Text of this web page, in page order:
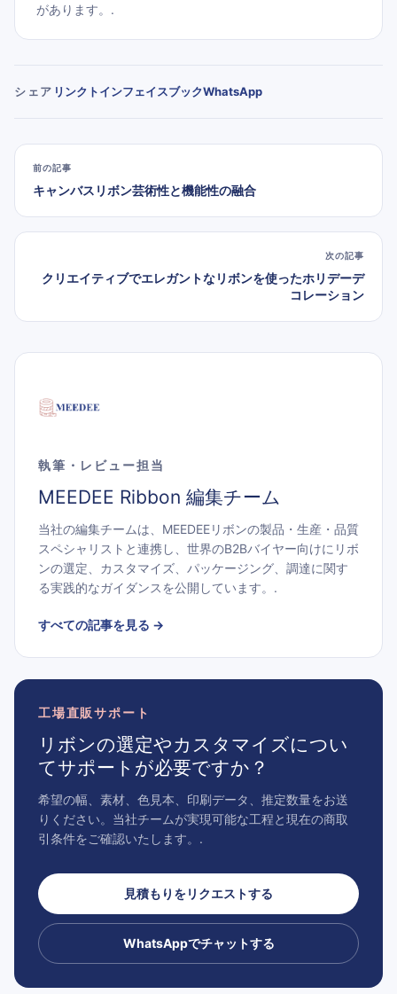
があります。.
シェア リンクトインフェイスブックWhatsApp
前の記事
キャンバスリボン芸術性と機能性の融合
次の記事
クリエイティブでエレガントなリボンを使ったホリデーデ
コレーション
執筆・レビュー担当
MEEDEE Ribbon 編集チーム
当社の編集チームは、MEEDEEリボンの製品・生産・品質
スペシャリストと連携し、世界のB2Bバイヤー向けにリボ
ンの選定、カスタマイズ、パッケージング、調達に関す
る実践的なガイダンスを公開しています。.
すべての記事を見る →
工場直販サポート
リボンの選定やカスタマイズについ
てサポートが必要ですか？
希望の幅、素材、色見本、印刷データ、推定数量をお送
りください。当社チームが実現可能な工程と現在の商取
引条件をご確認いたします。.
見積もりをリクエストする
WhatsAppでチャットする